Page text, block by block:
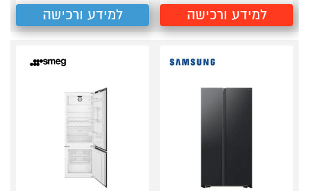
למידע ורכישה למידע ורכישה